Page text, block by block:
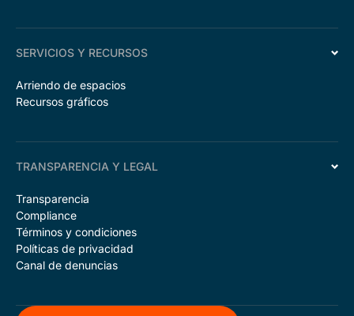
SERVICIOS Y RECURSOS
Arriendo de espacios
Recursos gráficos
TRANSPARENCIA Y LEGAL
Transparencia
Compliance
Términos y condiciones
Políticas de privacidad
Canal de denuncias